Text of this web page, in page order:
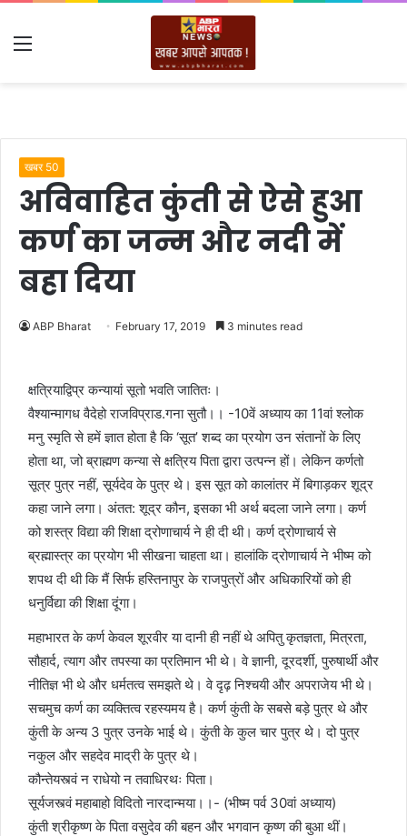
Menu
खबर 50
अविवाहित कुंती से ऐसे हुआ
कर्ण का जन्म और नदी में
बहा दिया
ABP Bharat February 17, 2019 3 minutes read
क्षत्रियाद्विप्र कन्यायां सूतो भवति जातितः।
वैश्‍यान्मागध वैदेहो राजविप्राड.गना सुतौ।। -10वें अध्याय का 11वां श्‍लोक
मनु स्मृति से हमें ज्ञात होता है कि ‘सूत’ शब्द का प्रयोग उन संतानों के लिए
होता था, जो ब्राह्मण कन्या से क्षत्रिय पिता द्वारा उत्पन्न हों। लेकिन कर्णतो
सूत्र पुत्र नहीं, सूर्यदेव के पु‍त्र थे। इस सूत को कालांतर में बिगाड़कर शूद्र
कहा जाने लगा। अंतत: शूद्र कौन, इसका भी अर्थ बदला जाने लगा। कर्ण
को शस्त्र विद्या की शिक्षा द्रोणाचार्य ने ही दी थी। कर्ण द्रोणाचार्य से
ब्रह्मास्त्र का प्रयोग भी सीखना चाहता था। हालांकि द्रोणाचार्य ने भीष्म को
शपथ दी थी कि मैं सिर्फ हस्तिनापुर के राजपुत्रों और अधिकारियों को ही
धनुर्विद्या की शिक्षा दूंगा।
महाभारत के कर्ण केवल शूरवीर या दानी ही नहीं थे अपितु कृतज्ञता, मित्रता,
सौहार्द, त्याग और तपस्या का प्रतिमान भी थे। वे ज्ञानी, दूरदर्शी, पुरुषार्थी और
नीतिज्ञ भी थे और धर्मतत्व समझते थे। वे दृढ़ निश्‍चयी और अपराजेय भी थे।
सचमुच कर्ण का व्यक्तित्व रहस्यमय है। कर्ण कुंती के सबसे बड़े पुत्र थे और
कुंती के अन्य 3 पुत्र उनके भाई थे। कुंती के कुल चार पुत्र थे। दो पुत्र
नकुल और सहदेव माद्री के पुत्र थे।
कौन्तेयस्त्वं न राधेयो न तवाधिरथः पिता।
सूर्यजस्त्वं महाबाहो विदितो नारदान्मया।।- (भीष्म पर्व 30वां अध्याय)
कुंती श्रीकृष्ण के पिता वसुदेव की बहन और भगवान कृष्ण की बुआ थीं।